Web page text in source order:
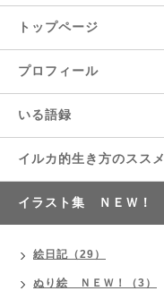
トップページ
プロフィール
いる語録
イルカ的生き方のススメ
イラスト集 ＮＥＷ！
絵日記（29）
ぬり絵 ＮＥＷ！（3）